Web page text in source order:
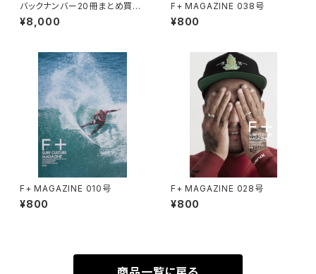
バックナンバー20冊まとめ買い
割引パック
¥8,000
F+ MAGAZINE 038号
¥800
F+ MAGAZINE 010号
¥800
F+ MAGAZINE 028号
¥800